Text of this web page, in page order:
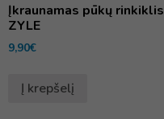
Įkraunamas pūkų rinkiklis
ZYLE
9,90€
Į krepšelį